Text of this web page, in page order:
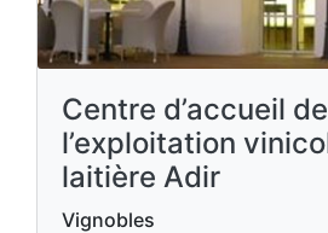
Centre d’accueil de
l’exploitation
laitière Adir
Vignobles